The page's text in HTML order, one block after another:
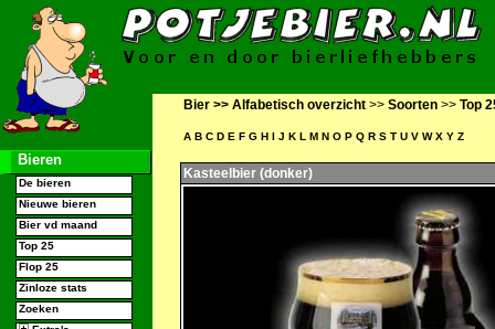
Bieren
De bieren
Nieuwe bieren
Bier vd maand
Top 25
Flop 25
Zinloze stats
Zoeken
Bier >> Alfabetisch overzicht >> Soorten >> Top
A B C D E F G H I J K L M N O P Q R S T U V W X Y Z
Kasteelbier (donker)